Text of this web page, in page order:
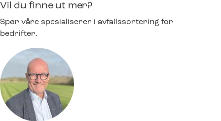
Vil du finne ut mer?
Spør våre spesialiserer i avfallssortering for
bedrifter.